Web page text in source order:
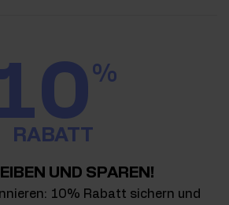
%
RABATT
UND SPAREN!
10% Rabatt sichern und